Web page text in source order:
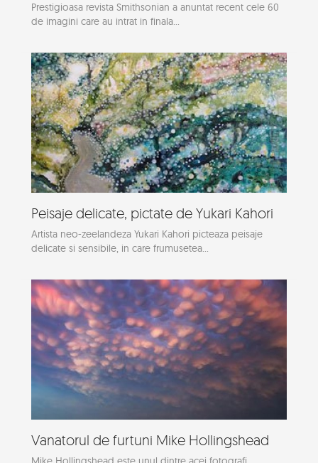
Prestigioasa revista Smithsonian a anuntat recent cele 60
de imagini care au intrat in finala...
Peisaje delicate, pictate de Yukari Kahori
Artista neo-zeelandeza Yukari Kahori picteaza peisaje
delicate si sensibile, in care frumusetea...
Vanatorul de furtuni Mike Hollingshead